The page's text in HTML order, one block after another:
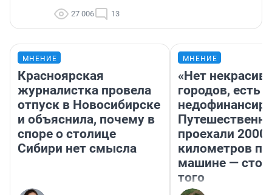
27 006 13
МНЕНИЕ
Красноярская
журналистка провела
отпуск в Новосибирске
и объяснила, почему в
споре о столице
Сибири нет смысла
МНЕНИЕ
«Нет
городов, есть
проехали 2000
километров по
машине —
того